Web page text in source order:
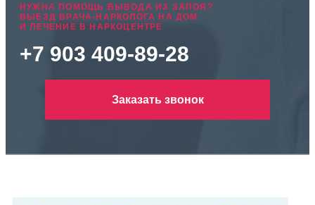
НУЖНА ПОМОЩЬ ВЫВОДА ИЗ ЗАПОЯ?
ВЫЕЗД ВРАЧА-НАРКОЛОГА НА ДОМ
И ЛЕЧЕНИЕ В НАРКОЦЕНТРЕ
+7 903 409-89-28
Заказать звонок